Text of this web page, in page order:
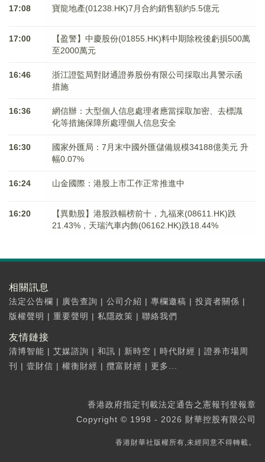
17:08 寶龍地產(01238.HK)7月合約銷售額約5.5億元
17:00
【盈警】中慶股份(01855.HK)料中期除稅後虧損500萬
至2000萬元
16:46
浙江證監局對財通證券股份有限公司採取出具警示函
措施
16:36
網信辦：大型個人信息處理者應當採取加密、去標識
化等措施保障所處理個人信息安全
16:30
國家外匯局：7月末中國外匯儲備規模34188億美元 升
幅0.07%
16:24 山金國際：港股上市工作正常推進中
16:20
【異動股】港股跌幅榜前十，九福來(08611.HK)跌
21.43%，天瑞汽車内飾(06162.HK)跌18.44%
相關訊息
法定公告欄 | 廣告查詢 | 公司介紹 | 專欄邀稿 | 投資者關係 |
版權聲明 | 重要聲明 | 私隱政策 | 聯絡我們
友情鏈接
清博智能 | 艾媒諮詢 | 和訊 | 新時空 | 時代財經 | 證券市場周
刊
| 壹財信 | 權衡財經 | 攬富財經 | 更多...
香港政府指定刊載法定通告之憲報刊登報章
Copyright © 1998 - 2026 財華控股有限公司
香港財華社版權所有,未經同意不得轉載。